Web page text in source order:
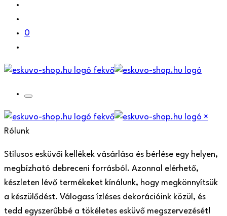
0
×
Rólunk
Stílusos esküvői kellékek vásárlása és bérlése egy helyen,
megbízható debreceni forrásból. Azonnal elérhető,
készleten lévő termékeket kínálunk, hogy megkönnyítsük
a készülődést. Válogass ízléses dekorációink közül, és
tedd egyszerűbbé a tökéletes esküvő megszervezését!